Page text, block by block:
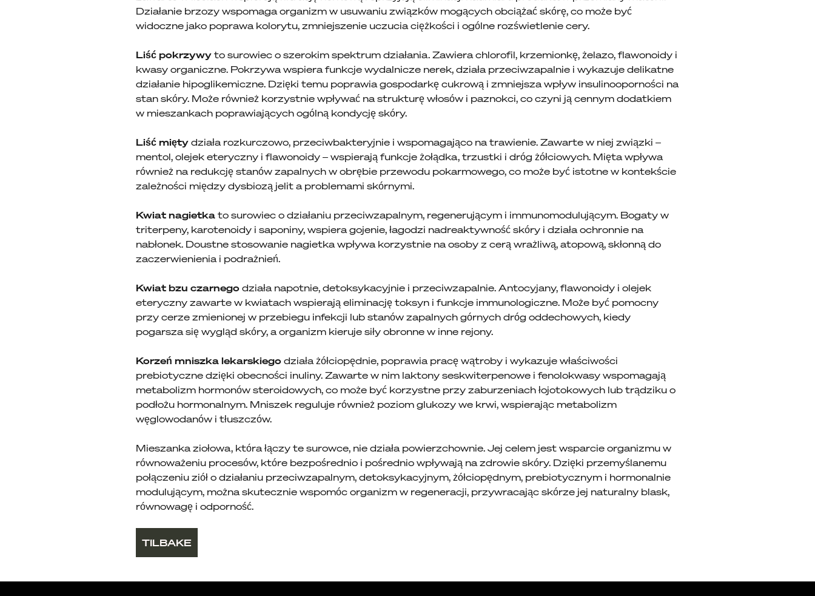
Działanie brzozy wspomaga organizm w usuwaniu związków mogących obciążać skórę, co może być
widoczne jako poprawa kolorytu, zmniejszenie uczucia ciężkości i ogólne rozświetlenie cery.
Liść pokrzywyto surowiec o szerokim spektrum działania. Zawiera chlorofil, krzemionkę, żelazo, flawonoidy i
kwasy organiczne. Pokrzywa wspiera funkcje wydalnicze nerek, działa przeciwzapalnie i wykazuje delikatne
działanie hipoglikemiczne. Dzięki temu poprawia gospodarkę cukrową i zmniejsza wpływ insulinooporności na
stan skóry. Może również korzystnie wpływać na strukturę włosów i paznokci, co czyni ją cennym dodatkiem
w mieszankach poprawiających ogólną kondycję skóry.
Liść miętydziała rozkurczowo, przeciwbakteryjnie i wspomagająco na trawienie. Zawarte w niej związki –
mentol, olejek eteryczny i flawonoidy – wspierają funkcje żołądka, trzustki i dróg żółciowych. Mięta wpływa
również na redukcję stanów zapalnych w obrębie przewodu pokarmowego, co może być istotne w kontekście
zależności między dysbiozą jelit a problemami skórnymi.
Kwiat nagietkato surowiec o działaniu przeciwzapalnym, regenerującym i immunomodulującym. Bogaty w
triterpeny, karotenoidy i saponiny, wspiera gojenie, łagodzi nadreaktywność skóry i działa ochronnie na
nabłonek. Doustne stosowanie nagietka wpływa korzystnie na osoby z cerą wrażliwą, atopową, skłonną do
zaczerwienienia i podrażnień.
Kwiat bzu czarnegodziała napotnie, detoksykacyjnie i przeciwzapalnie. Antocyjany, flawonoidy i olejek
eteryczny zawarte w kwiatach wspierają eliminację toksyn i funkcje immunologiczne. Może być pomocny
przy cerze zmienionej w przebiegu infekcji lub stanów zapalnych górnych dróg oddechowych, kiedy
pogarsza się wygląd skóry, a organizm kieruje siły obronne w inne rejony.
Korzeń mniszka lekarskiegodziała żółciopędnie, poprawia pracę wątroby i wykazuje właściwości
prebiotyczne dzięki obecności inuliny. Zawarte w nim laktony seskwiterpenowe i fenolokwasy wspomagają
metabolizm hormonów steroidowych, co może być korzystne przy zaburzeniach łojotokowych lub trądziku o
podłożu hormonalnym. Mniszek reguluje również poziom glukozy we krwi, wspierając metabolizm
węglowodanów i tłuszczów.
Mieszanka ziołowa, która łączy te surowce, nie działa powierzchownie. Jej celem jest wsparcie organizmu w
równoważeniu procesów, które bezpośrednio i pośrednio wpływają na zdrowie skóry. Dzięki przemyślanemu
połączeniu ziół o działaniu przeciwzapalnym, detoksykacyjnym, żółciopędnym, prebiotycznym i hormonalnie
modulującym, można skutecznie wspomóc organizm w regeneracji, przywracając skórze jej naturalny blask,
równowagę i odporność.
TILBAKE